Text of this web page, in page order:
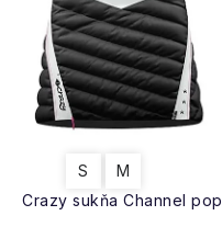
v
Crazy sukňa Channel pop
S M